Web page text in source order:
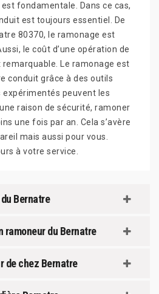
fondamentale. Dans ce cas,
est toujours essentiel. De
80370, le ramonage est
le coût d’une opération de
Le ramonage est
conduit grâce à des outils
peuvent les
raison de sécurité, ramoner
une fois par an. Cela s’avère
mais aussi pour vous.
à votre service.
Bernatre
ramoneur du Bernatre
de chez Bernatre